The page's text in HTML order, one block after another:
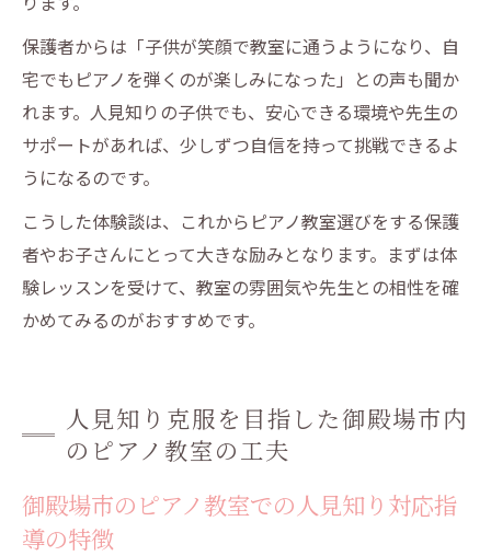
保護者からは「子供が笑顔で教室に通うようになり、自
宅でもピアノを弾くのが楽しみになった」との声も聞か
れます。人見知りの子供でも、安心できる環境や先生の
サポートがあれば、少しずつ自信を持って挑戦できるよ
うになるのです。
こうした体験談は、これからピアノ教室選びをする保護
者やお子さんにとって大きな励みとなります。まずは体
験レッスンを受けて、教室の雰囲気や先生との相性を確
かめてみるのがおすすめです。
人見知り克服を目指した御殿場市内
のピアノ教室の工夫
御殿場市のピアノ教室での人見知り対応指
導の特徴